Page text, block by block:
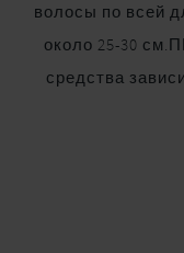
волосы по всей
около 25-30
средства